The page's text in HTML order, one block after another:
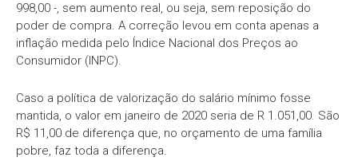
998,00 -, sem aumento real, ou seja, sem reposição do
poder de compra. A correção levou em conta apenas a
inflação medida pelo Índice Nacional dos Preços ao
Consumidor (INPC).
Caso a política de valorização do salário mínimo fosse
mantida, o valor em janeiro de 2020 seria de R 1.051,00. São
R$ 11,00 de diferença que, no orçamento de uma família
pobre, faz toda a diferença.